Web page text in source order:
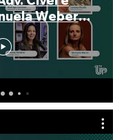
Weber -
08/2026